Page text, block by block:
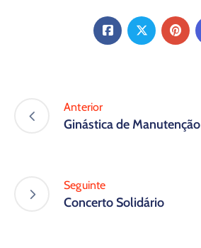
Anterior
Ginástica de Manutenção
Seguinte
Concerto Solidário